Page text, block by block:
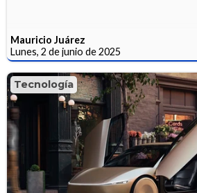
Mauricio Juárez
Lunes, 2 de junio de 2025
Tecnología